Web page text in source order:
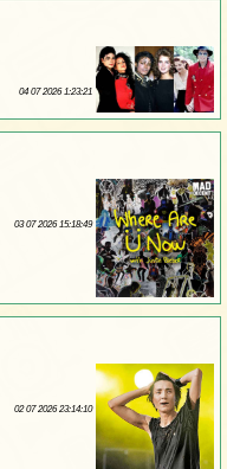
04 07 2026 1:23:21
03 07 2026 15:18:49
02 07 2026 23:14:10